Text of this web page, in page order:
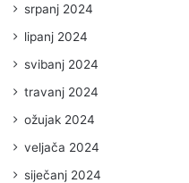
srpanj 2024
lipanj 2024
svibanj 2024
travanj 2024
ožujak 2024
veljača 2024
siječanj 2024